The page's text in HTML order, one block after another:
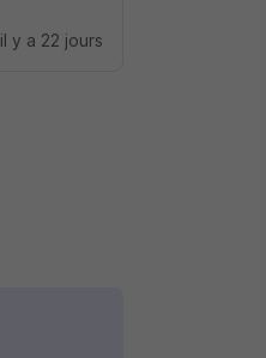
il y a 22 jours